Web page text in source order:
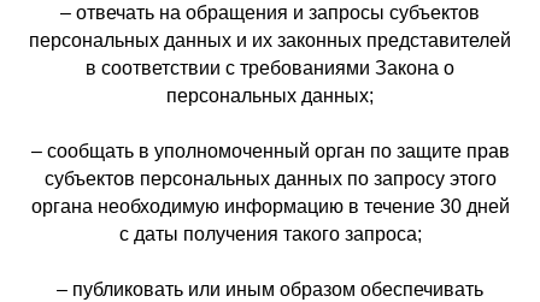
– отвечать на обращения и запросы субъектов
персональных данных и их законных представителей
в соответствии с требованиями Закона о
персональных данных;
– сообщать в уполномоченный орган по защите прав
субъектов персональных данных по запросу этого
органа необходимую информацию в течение 30 дней
с даты получения такого запроса;
– публиковать или иным образом обеспечивать